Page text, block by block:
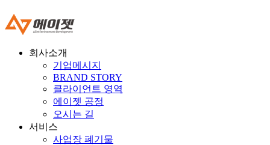
회사소개
기업메시지
BRAND STORY
클라이언트 영역
에이젯 공정
오시는 길
서비스
사업장 폐기물